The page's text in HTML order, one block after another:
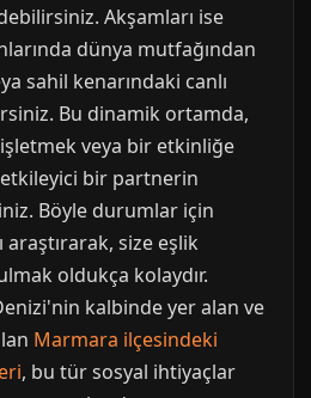
Akşamları ise
dünya mutfağından
sahil kenarındaki canlı
Bu dinamik ortamda,
veya bir etkinliğe
etkileyici bir partnerin
Böyle durumlar için
size eşlik
oldukça kolaydır.
kalbinde yer alan ve
Marmara ilçesindeki
, bu tür sosyal ihtiyaçlar